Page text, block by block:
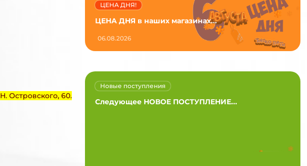
Н. Островского, 60.
ЦЕНА ДНЯ в наших магазинах...
ЦЕНА ДНЯ!
06.08.2026
Следующее НОВОЕ ПОСТУПЛЕНИЕ...
Новые поступления